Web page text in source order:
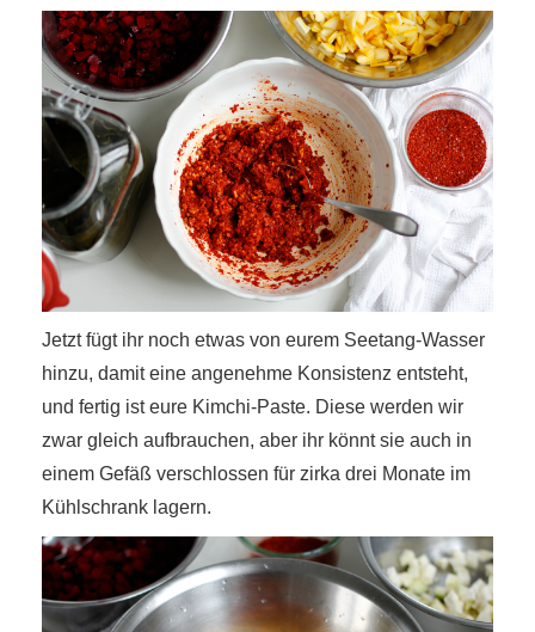
Jetzt fügt ihr noch etwas von eurem Seetang-Wasser
hinzu, damit eine angenehme Konsistenz entsteht,
und fertig ist eure Kimchi-Paste. Diese werden wir
zwar gleich aufbrauchen, aber ihr könnt sie auch in
einem Gefäß verschlossen für zirka drei Monate im
Kühlschrank lagern.